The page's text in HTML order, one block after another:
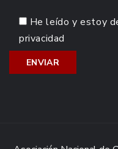
He leído y estoy
privacidad